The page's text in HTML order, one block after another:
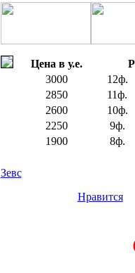
Цена в у.е.
3000
12ф.
2850
11ф.
2600
10ф.
2250
9ф.
1900
8ф.
Зевс
Нравится